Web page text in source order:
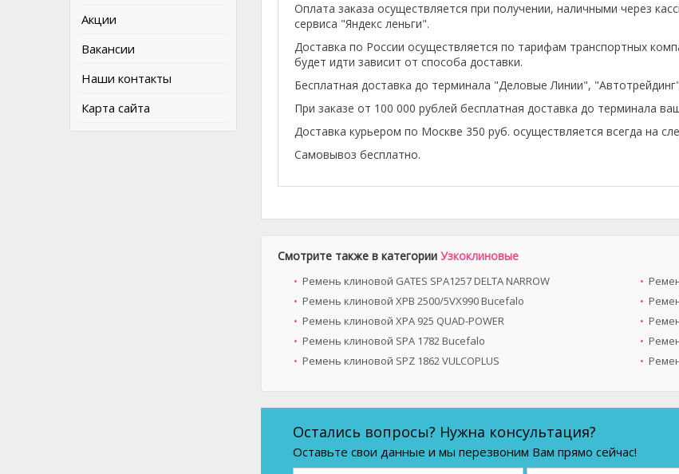
Акции
Вакансии
Наши контакты
Карта сайта
Оплата заказа осуществляется при получении, наличными через
сервиса "Яндекс леньги".
Доставка по России осуществляется по тарифам транспортных
будет идти зависит от способа доставки.
Бесплатная доставка до терминала "Деловые Линии",
При заказе от 100 000 рублей бесплатная доставка до терминала
Доставка курьером по Москве 350 руб. осуществляется всегда на
Самовывоз бесплатно.
Смотрите также в категории Узкоклиновые
Ремень клиновой GATES SPA1257 DELTA NARROW
Ремень клиновой XPB 2500/5VX990 Bucefalo
Ремень клиновой XPA 925 QUAD-POWER
Ремень клиновой SPA 1782 Bucefalo
Ремень клиновой SPZ 1862 VULCOPLUS
Остались вопросы? Нужна консультация?
Оставьте свои данные и мы перезвоним Вам прямо сейчас!